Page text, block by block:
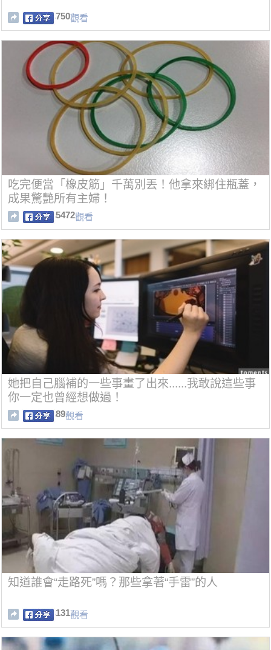
750觀看
吃完便當「橡皮筋」千萬別丟！他拿來綁住瓶蓋，
成果驚艷所有主婦！
5472觀看
她把自己腦補的一些事畫了出來......我敢說這些事
你一定也曾經想做過！
89觀看
知道誰會“走路死”嗎？那些拿著“手雷”的人
131觀看